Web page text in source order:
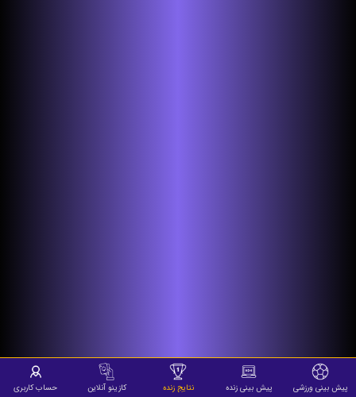
پیش بینی ورزشی پیش بینی زنده نتایج زنده کازینو آنلاین حساب کاربری